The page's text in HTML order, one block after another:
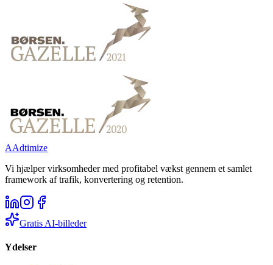
AAdtimize
Vi hjælper virksomheder med profitabel vækst gennem et samlet
framework af trafik, konvertering og retention.
Gratis AI-billeder
Ydelser